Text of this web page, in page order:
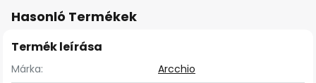
Hasonló Termékek
Termék leírása
Márka:
Arcchio